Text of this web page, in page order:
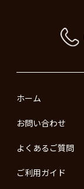
ホーム
お問い合わせ
よくあるご質問
ご利用ガイド